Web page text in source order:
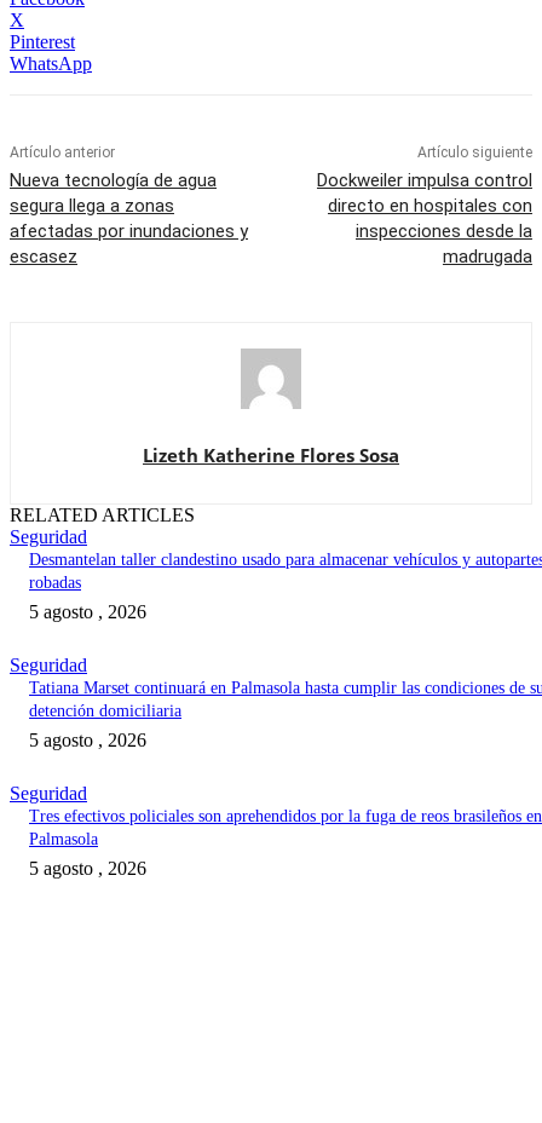
X
Pinterest
WhatsApp
Artículo anterior
Nueva tecnología de agua
segura llega a zonas
afectadas por inundaciones y
escasez
Artículo siguiente
Dockweiler impulsa control
directo en hospitales con
inspecciones desde la
madrugada
Lizeth Katherine Flores Sosa
RELATED ARTICLES
Seguridad
Desmantelan taller clandestino usado para almacenar vehículos y
robadas
5 agosto , 2026
Seguridad
Tatiana Marset continuará en Palmasola hasta cumplir las condiciones de
detención domiciliaria
5 agosto , 2026
Seguridad
Tres efectivos policiales son aprehendidos por la fuga de reos brasileños en
Palmasola
5 agosto , 2026